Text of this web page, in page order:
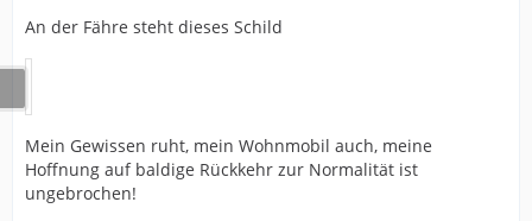
An der Fähre steht dieses Schild
Mein Gewissen ruht, mein Wohnmobil auch, meine
Hoffnung auf baldige Rückkehr zur Normalität ist
ungebrochen!